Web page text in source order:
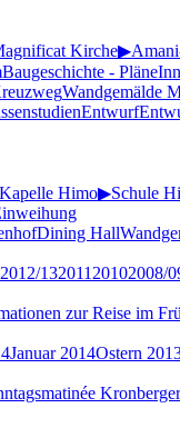
Kirche▶
Baugeschichte - Pläne
Wandgemälde
Entwurf
Kapelle Himo▶Schule
Dining Hall
2012/132011 20102008/
zur Reise im
Januar 2014Ostern